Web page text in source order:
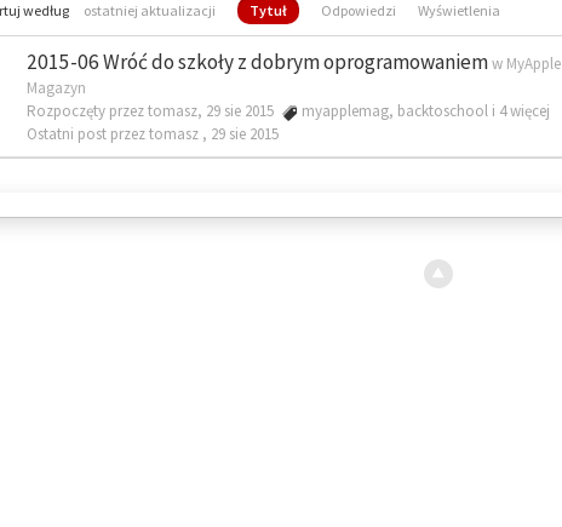
według ostatniej aktualizacji Tytuł Odpowiedzi Wyświetlenia
2015-06 Wróć do szkoły z dobrym oprogramowaniemw MyApple
Magazyn
Rozpoczęty przez tomasz, 29 sie 2015
myapplemag, backtoschool i 4 więcej
Ostatni post przez tomasz , 29 sie 2015